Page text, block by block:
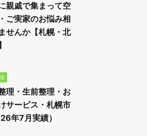
親戚で集まって空
ご実家のお悩み相
せんか【札幌・北
理・生前整理・お
サービス・札幌市
年7月実績）